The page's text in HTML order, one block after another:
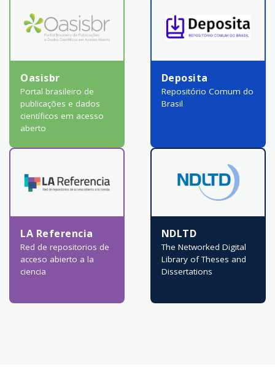
Oasisbr
Portal brasileiro de
publicações e dados
científicos em acesso
aberto
Deposita
Repositório Comum do
Brasil
LA Referencia
Red de repositorios de
acceso abierto a la
ciencia
NDLTD
The Networked Digital
Library of Theses and
Dissertations